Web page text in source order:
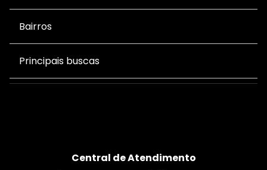
Bairros
Principais buscas
Central de Atendimento